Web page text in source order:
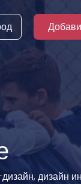
дизайн